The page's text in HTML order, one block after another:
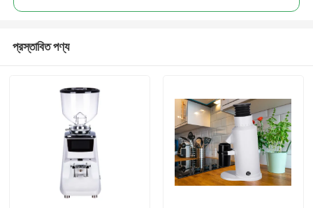
প্রস্তাবিত পণ্য